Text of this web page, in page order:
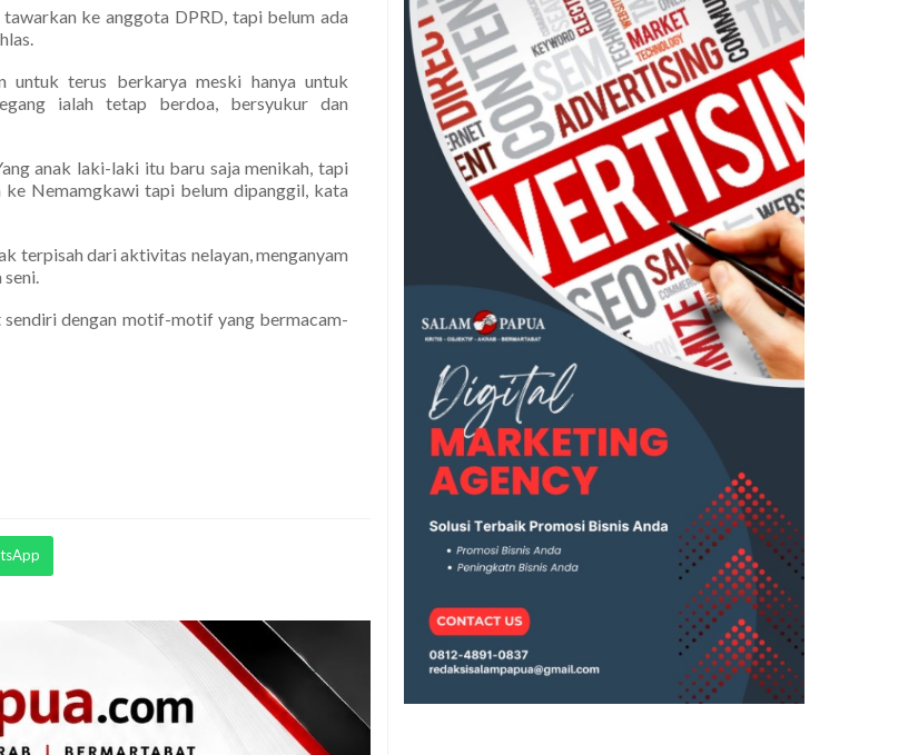
ke anggota DPRD, tapi belum ada
untuk terus berkarya meski hanya untuk
ialah tetap berdoa, bersyukur dan
anak laki-laki itu baru saja menikah, tapi
ke Nemamgkawi tapi belum dipanggil, kata
terpisah dari aktivitas nelayan, menganyam
dengan motif-motif yang bermacam-